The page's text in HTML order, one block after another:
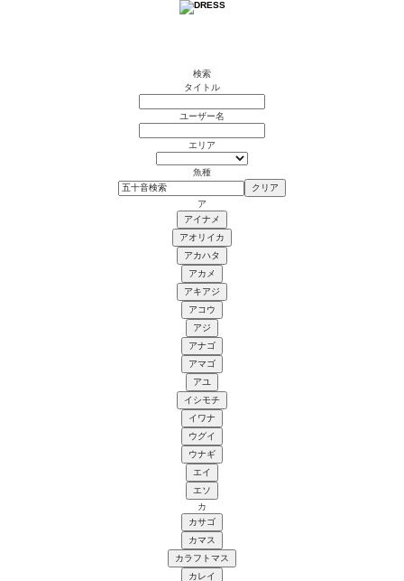
検索
タイトル
ユーザー名
エリア
魚種
ア
アイナメ
アオリイカ
アカハタ
アカメ
アキアジ
アコウ
アジ
アナゴ
アマゴ
アユ
イシモチ
イワナ
ウグイ
ウナギ
エイ
エソ
カ
カサゴ
カマス
カラフトマス
カレイ